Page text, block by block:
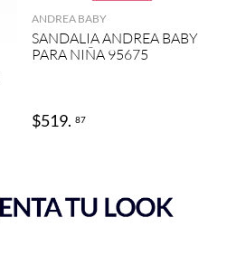
ANDREA BABY
SANDALIA ANDREA BABY
PARA NIÑA 95675
$519. 87